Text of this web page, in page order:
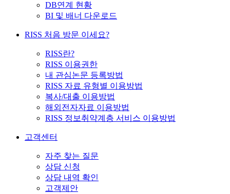
DB연계 현황
BI 및 배너 다운로드
RISS 처음 방문 이세요?
RISS란?
RISS 이용권한
내 관심논문 등록방법
RISS 자료 유형별 이용방법
복사/대출 이용방법
해외전자자료 이용방법
RISS 정보취약계층 서비스 이용방법
고객센터
자주 찾는 질문
상담 신청
상담 내역 확인
고객제안